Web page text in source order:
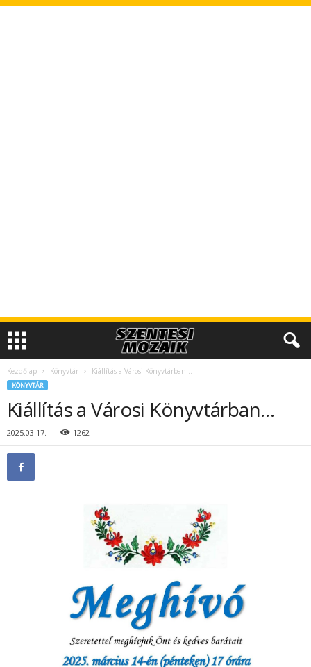
Kezdőlap Könyvtár Kiállítás a Városi Könyvtárban…
KÖNYVTÁR
Kiállítás a Városi Könyvtárban…
2025.03.17. 1262